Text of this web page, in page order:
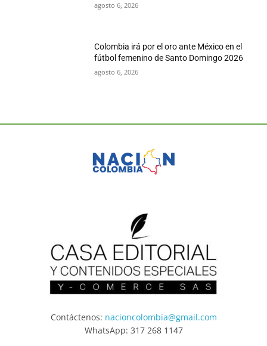
agosto 6, 2026
Colombia irá por el oro ante México en el
fútbol femenino de Santo Domingo 2026
agosto 6, 2026
Contáctenos: nacioncolombia@gmail.com
WhatsApp: 317 268 1147